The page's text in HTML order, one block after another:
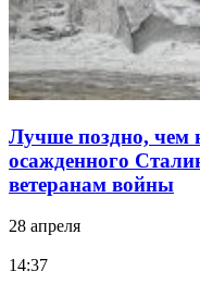
Лучше поздно, чем
осажденного
ветеранам войны
28 апреля
14:37